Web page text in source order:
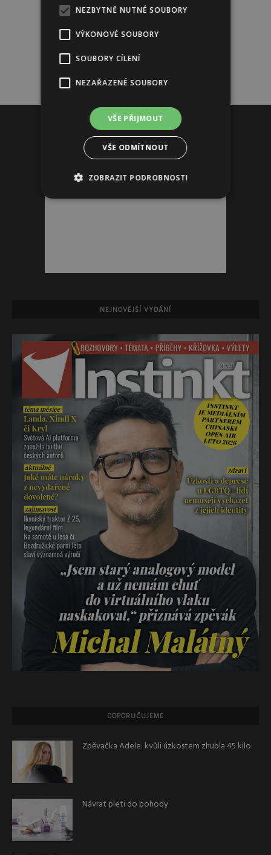
Reklama
NEJNOVĚJŠÍ VYDÁNÍ
DOPORUČUJEME
Zpěvačka Adele: kvůli úzkostem zhubla 45 kilo
Návrat pleti do pohody
NEZBYTNĚ NUTNÉ SOUBORY
VÝKONOVÉ SOUBORY
SOUBORY CÍLENÍ
NEZAŘAZENÉ SOUBORY
VŠE PŘIJMOUT
VŠE ODMÍTNOUT
ZOBRAZIT PODROBNOSTI